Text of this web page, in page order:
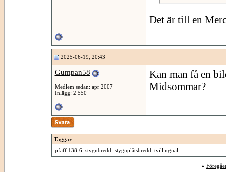
Det är till en
2025-06-19, 20:43
Gumpan58
Medlem sedan: apr 2007
Inlägg: 2 550
Kan man få en
Midsommar?
Taggar
pfaff 138-6, stygnbredd stygnplåtsbredd tvillingnål
«